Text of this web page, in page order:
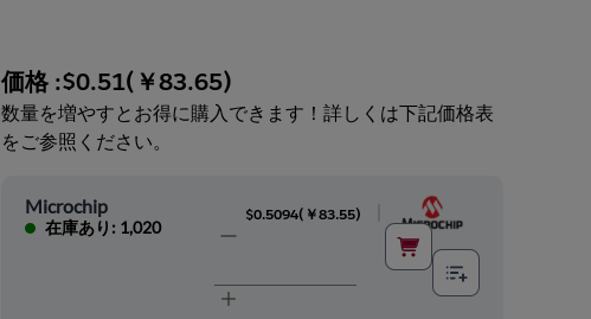
価格 :$0.51(￥83.65)
数量を増やすとお得に購入できます！詳しくは下記価格表
をご参照ください。
Microchip
在庫あり: 1,020
$0.5094( ￥83.55)